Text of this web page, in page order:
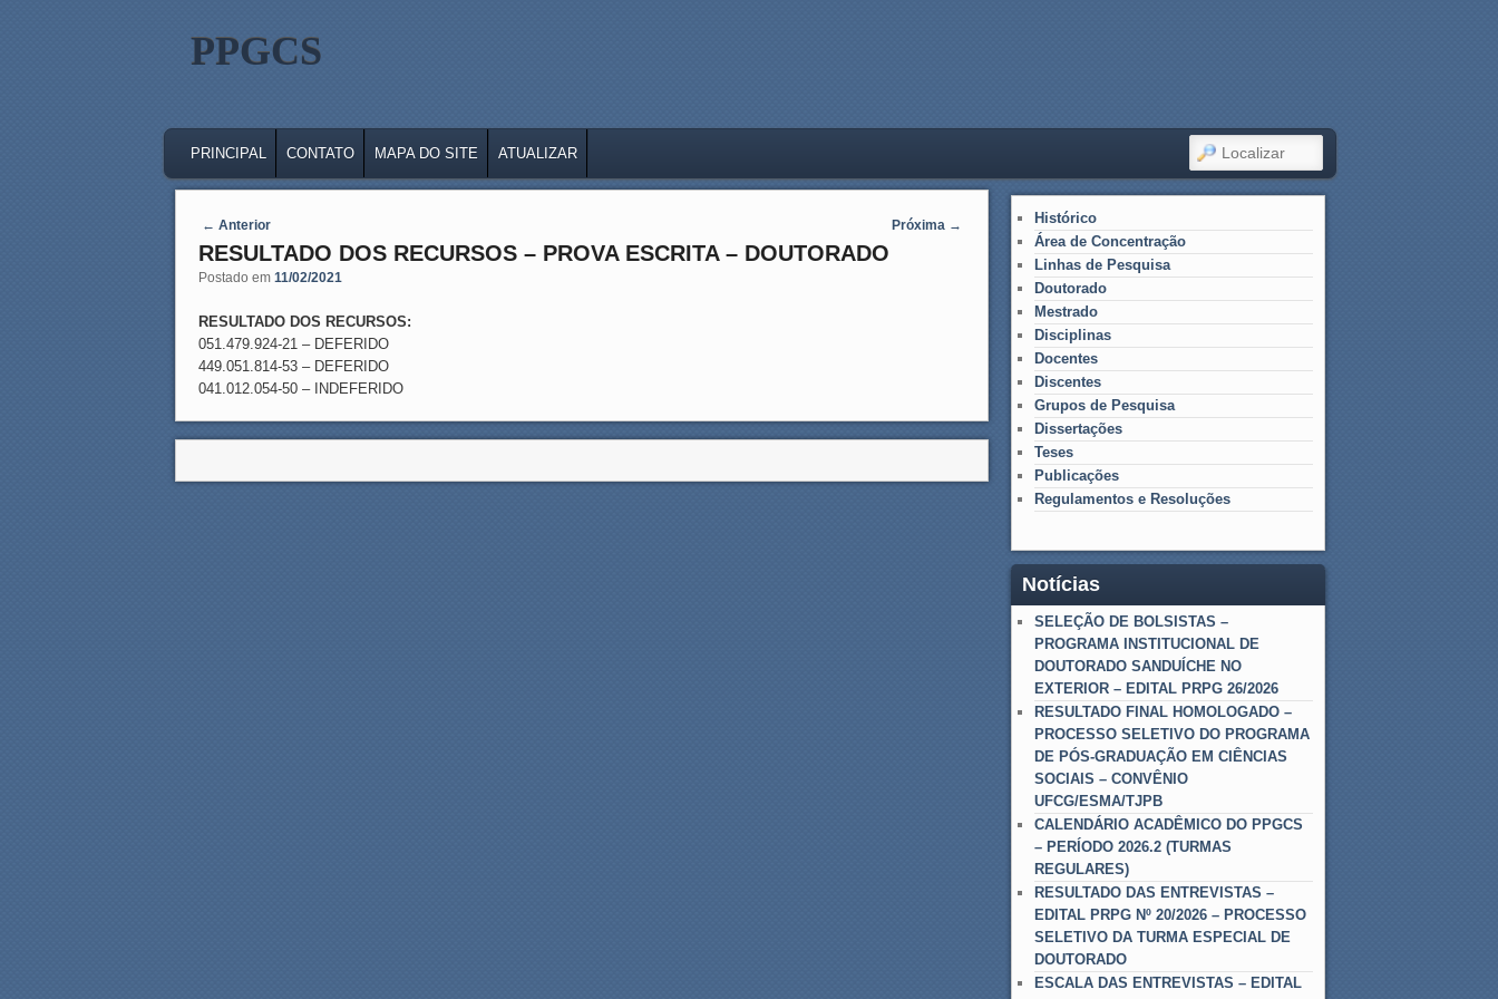
PPGCS
SKIP TO PRIMARY CONTENT
SKIP TO SECONDARY CONTENT
PRINCIPAL CONTATO MAPA DO SITE ATUALIZAR LOCALIZAR
Post navigation
← Anterior Próxima →
RESULTADO DOS RECURSOS – PROVA ESCRITA – DOUTORADO
Postado em 11/02/2021
RESULTADO DOS RECURSOS:
051.479.924-21 – DEFERIDO
449.051.814-53 – DEFERIDO
041.012.054-50 – INDEFERIDO
Histórico
Área de Concentração
Linhas de Pesquisa
Doutorado
Mestrado
Disciplinas
Docentes
Discentes
Grupos de Pesquisa
Dissertações
Teses
Publicações
Regulamentos e Resoluções
Notícias
SELEÇÃO DE BOLSISTAS –
PROGRAMA INSTITUCIONAL DE
DOUTORADO SANDUÍCHE NO
EXTERIOR – EDITAL PRPG 26/2026
RESULTADO FINAL HOMOLOGADO –
PROCESSO SELETIVO DO PROGRAMA
DE PÓS-GRADUAÇÃO EM CIÊNCIAS
SOCIAIS – CONVÊNIO
UFCG/ESMA/TJPB
CALENDÁRIO ACADÊMICO DO PPGCS
– PERÍODO 2026.2 (TURMAS
REGULARES)
RESULTADO DAS ENTREVISTAS –
EDITAL PRPG Nº 20/2026 – PROCESSO
SELETIVO DA TURMA ESPECIAL DE
DOUTORADO
ESCALA DAS ENTREVISTAS – EDITAL